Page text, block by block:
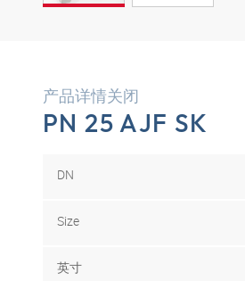
产品详情关闭
PN 25 AJF SK
DN
Size
英寸